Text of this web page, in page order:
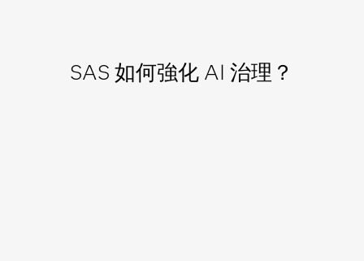
SAS 如何強化 AI 治理？